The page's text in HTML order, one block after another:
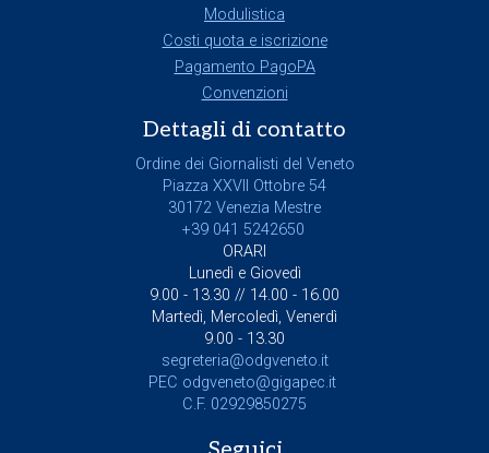
Modulistica
Costi quota e iscrizione
Pagamento PagoPA
Convenzioni
Dettagli di contatto
Ordine dei Giornalisti del Veneto
Piazza XXVII Ottobre 54
30172 Venezia Mestre
+39 041 5242650
ORARI
Lunedì e Giovedì
9.00 - 13.30 // 14.00 - 16.00
Martedì, Mercoledì, Venerdì
9.00 - 13.30
segreteria@odgveneto.it
PEC odgveneto@gigapec.it
C.F. 02929850275